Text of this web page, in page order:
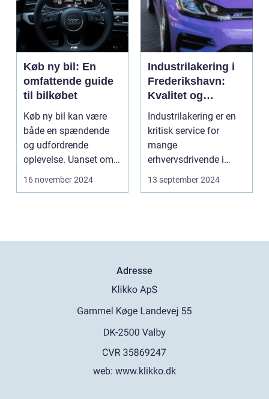
Køb ny bil: En
omfattende guide
til bilkøbet
Køb ny bil kan være
både en spændende
og udfordrende
oplevelse. Uanset om
m...
16 november 2024
Industrilakering i
Frederikshavn:
Kvalitet og
Professionalisme
Industrilakering er en
kritisk service for
mange
erhvervsdrivende i
Frederikshavn og
13 september 2024
Adresse
web: www.klikko.dk